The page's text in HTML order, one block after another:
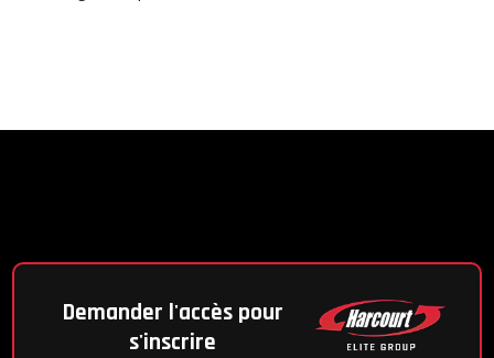
Demander l'accès pour
s'inscrire